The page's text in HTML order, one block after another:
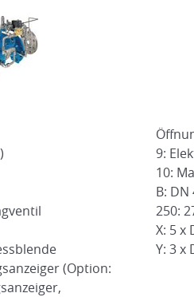
(Option:
9:
10:
B:
250:
X: 5 x
Y: 3 x